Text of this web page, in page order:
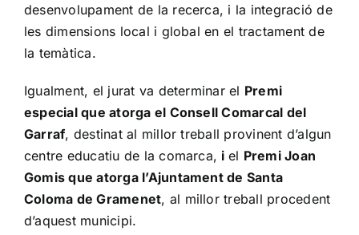
desenvolupament de la recerca, i la integració de
les dimensions local i global en el tractament de
la temàtica.
Igualment, el jurat va determinar el Premi
especial que atorga el Consell Comarcal del
Garraf, destinat al millor treball provinent d’algun
centre educatiu de la comarca, i el Premi Joan
Gomis que atorga l’Ajuntament de Santa
Coloma de Gramenet, al millor treball procedent
d’aquest municipi.